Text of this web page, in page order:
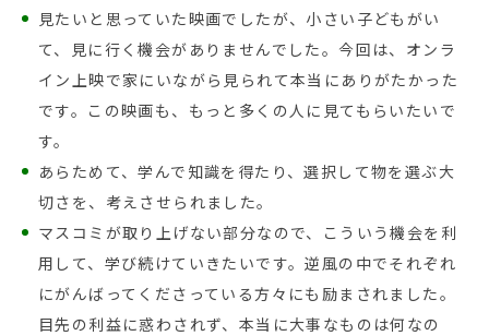
見たいと思っていた映画でしたが、小さい子どもがい
て、見に行く機会がありませんでした。今回は、オンラ
イン上映で家にいながら見られて本当にありがたかった
です。この映画も、もっと多くの人に見てもらいたいで
す。
あらためて、学んで知識を得たり、選択して物を選ぶ大
切さを、考えさせられました。
マスコミが取り上げない部分なので、こういう機会を利
用して、学び続けていきたいです。逆風の中でそれぞれ
にがんばってくださっている方々にも励まされました。
目先の利益に惑わされず、本当に大事なものは何なの